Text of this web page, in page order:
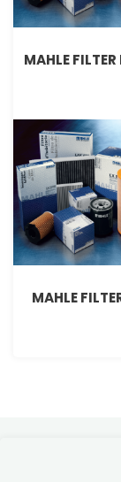
MAHLE
MAHLE